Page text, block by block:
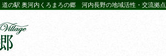
道の駅 奥河内くろまろの郷 河内長野の地域活性・交流拠点